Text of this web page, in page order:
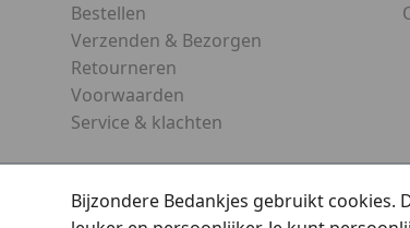
Bestellen
Verzenden & Bezorgen
Retourneren
Voorwaarden
Service & klachten
Bijzondere Bedankjes gebruikt